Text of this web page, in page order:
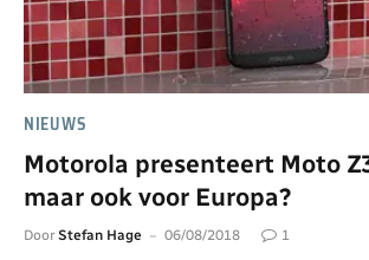
NIEUWS
Motorola presenteert Moto
maar ook voor Europa?
Door Stefan Hage 06/08/2018 1